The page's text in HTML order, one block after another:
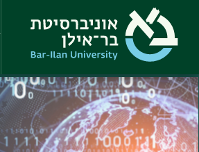
main
content